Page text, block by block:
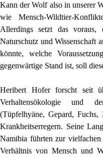
Kann der Wolf also in unserer
wie Mensch-Wildtier-
Allerdings setzt das voraus,
Naturschutz und Wissenschaft
könnte, welche
gegenwärtige Stand ist, soll
Heribert Hofer forscht seit
Verhaltensökologie und
(Tüpfelhyäne, Gepard,
Krankheitserregern. Seine
Namibia führten zur
Verhältnis von Mensch und